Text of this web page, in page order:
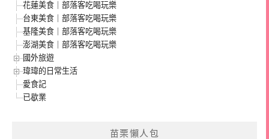
花蓮美食｜部落客吃喝玩樂
台東美食｜部落客吃喝玩樂
基隆美食｜部落客吃喝玩樂
澎湖美食｜部落客吃喝玩樂
國外旅遊
瑋瑋的日常生活
愛食記
已歇業
苗栗懶人包